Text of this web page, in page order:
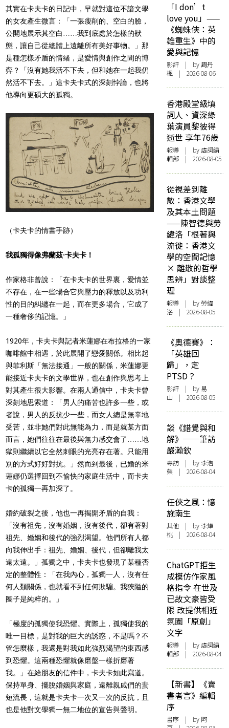
其實在卡夫卡的日記中，早就對這位不諳文學
的女友產生微言：「一張瘦削的、空白的臉，
公開地展示其空白……我到底處於怎樣的狀
態，讓自己從總體上遠離所有美好事物。」那
是種怎樣矛盾的情緒，是愛情與創作之間的博
弈？「沒有她我活不下去，但和她在一起我仍
然活不下去。」這卡夫卡式的深刻悖論，也將
他導向更碩大的孤獨。
（卡夫卡的情書手跡）
我孤獨得像弗蘭茲·卡夫卡！
作家格非曾說：「在卡夫卡的世界裏，愛情並
不存在，在一些場合它與壓力的釋放以及功利
性的目的糾纏在一起，而在更多場合，它成了
一種奢侈的記憶。」
1920年，卡夫卡與記者米蓮娜在布拉格的一家
咖啡館中相遇，於此展開了戀愛關係。相比起
與菲利斯「無法接通」一般的關係，米蓮娜更
能接近卡夫卡的文學世界，也在創作與思考上
對其產生很大影響。在兩人通信中，卡夫卡曾
深刻地思索道：「男人的痛苦也許多一些，或
者說，男人的反抗少一些，而女人總是無辜地
受苦，並非她們對此無能為力，而是就某方面
而言，她們往往在最後與無力感交會了……地
獄則繼續以它全然刺眼的光亮存在著。只能用
別的方式好好對抗。」然而到最後，已婚的米
蓮娜仍選擇回到不愉快的家庭生活中，而卡夫
卡的孤獨一再加深了。
婚約破裂之後，他也一再揭開矛盾的自我：
「沒有祖先，沒有婚姻，沒有後代，卻有著對
祖先、婚姻和後代的強烈渴望。他們所有人都
向我伸出手：祖先、婚姻、後代，但卻離我太
遠太遠。」孤獨之中，卡夫卡也發現了某種否
定的整體性：「在我內心，孤獨一人，沒有任
何人類關係，也就看不到任何欺騙。我狹隘的
圈子是純粹的。」
「極度的孤獨使我恐懼。實際上，孤獨使我的
唯一目標，是對我的巨大的誘惑，不是嗎？不
管怎麼樣，我還是對我如此強烈渴望的東西感
到恐懼。這兩種恐懼就像磨盤一樣折磨著
我。」在給朋友的信件中，卡夫卡如此寫道。
保持單身、擺脫婚姻與家庭，遠離親戚們的蜚
短流長，這就是卡夫卡一次又一次的反抗，且
也是他對文學獨一無二地位的宣告與聲明。
「I don’t
love you」——
《蜘蛛俠：英
雄重生》中的
愛與記憶
影評 | by周丹
楓 | 2026-08-06
香港殿堂級填
詞人、資深綠
葉演員黎彼得
逝世 享年76歲
報導 | by 虛詞編
輯部 | 2026-08-05
從視差到離
散：香港文學
及其本土問題
——陳智德與勞
緯洛「根著與
流徙：香港文
學的空間記憶
× 離散的哲學
思辨」對談整
理
報導 | by 勞緯
洛 | 2026-08-05
《奧德賽》：
「英雄回
歸」，定
PTSD？
影評 | by 易
山 | 2026-08-05
談《錯覺與和
解》──筆訪
嚴瀚欽
專訪 | by 李浩
榮 | 2026-08-04
任俠之風：憶
施南生
其他 | by 李焯
桃 | 2026-08-04
ChatGPT拒生
成模仿作家風
格指令 在世及
已故文豪皆受
限 改提供相近
氛圍「原創」
文字
報導 | by 虛詞編
輯部 | 2026-08-04
【新書】《賣
書者言》編輯
序
書序 | by 阿